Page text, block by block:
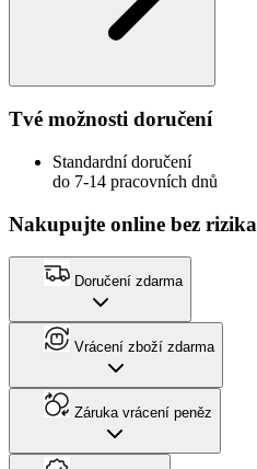
Tvé možnosti doručení
Standardní doručení
do 7-14 pracovních dnů
Nakupujte online bez rizika
Doručení zdarma
Vrácení zboží zdarma
Záruka vrácení peněz